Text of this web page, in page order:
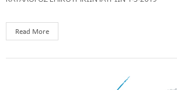
Read More